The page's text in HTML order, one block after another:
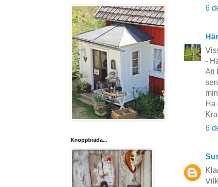
6
-
Att
Ha
6
Knoppbräda...